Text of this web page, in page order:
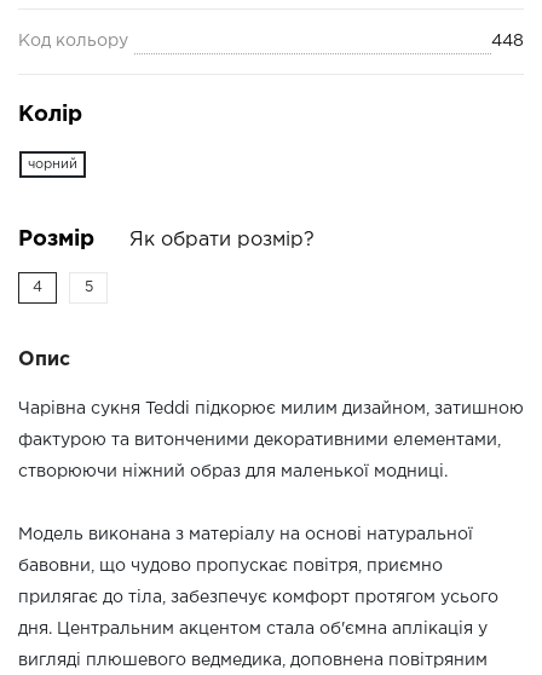
Код кольору 448
Колір
чорний
Розмір Як обрати розмір?
4 5
Опис
Чарівна сукня Teddi підкорює милим дизайном, затишною
фактурою та витонченими декоративними елементами,
створюючи ніжний образ для маленької модниці.
Модель виконана з матеріалу на основі натуральної
бавовни, що чудово пропускає повітря, приємно
прилягає до тіла, забезпечує комфорт протягом усього
дня. Центральним акцентом стала об'ємна аплікація у
вигляді плюшевого ведмедика, доповнена повітряним